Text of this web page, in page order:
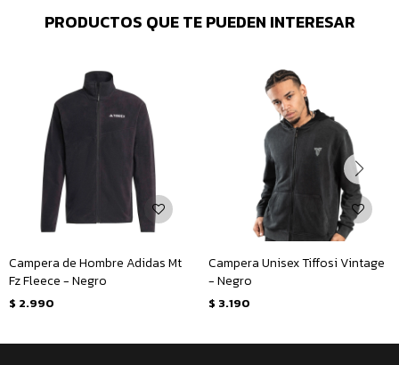
PRODUCTOS QUE TE PUEDEN INTERESAR
Campera de Hombre Adidas Mt
Fz Fleece - Negro
$ 2.990
Campera Unisex Tiffosi Vintage
- Negro
$ 3.190